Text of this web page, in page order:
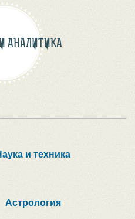
АНАЛИТИКА
и техника
Астрология